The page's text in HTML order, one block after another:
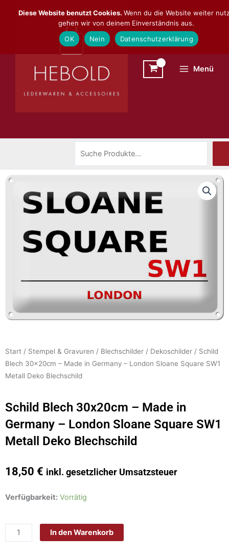
Inhalt
Menü
Start / Stempel & Gravuren / Blechschilder / Dekoschilder / Schild
Blech 30x20cm – Made in Germany – London Sloane Square SW1
Metall Deko Blechschild
Schild Blech 30x20cm – Made in
Germany – London Sloane Square SW1
Metall Deko Blechschild
18,50 € inkl. gesetzlicher Umsatzsteuer
Verfügbarkeit: Vorrätig
Schild
In den Warenkorb
Diese Website benutzt Cookies. Wenn du die Website weiter
gehen wir von deinem Einverständnis aus.
OK
Nein Datenschutzerklärung